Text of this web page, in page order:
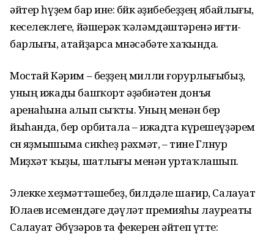
әйтер һүҙем бар ине: бөйөк әҙи­бебеҙҙең ябайлығы,
кеселеклеге, йәшерәк ҡәләмдәштәренә иғти­
барлығы, атайҙарса мөнәсәбәте хаҡында.
Мостай Кәрим – беҙҙең милли ғорурлығыбыҙ,
уның ижады баш­ҡорт әҙәбиәтен донъя
аренаһына алып сыҡты. Уның менән бер
йыһанда, бер орбитала – ижадта күрешеүҙәрем
өсөн яҙмышыма сикһеҙ рәхмәт, – тине Гөлнур
Миҙхәт ҡыҙы, шатлығы менән уртаҡлашып.
Элекке хеҙмәттәшебеҙ, билдәле шағир, Салауат
Юлаев исемендәге дәүләт премияһы лауреаты
Салауат Әбүзәров та фекерен әйтеп үтте: